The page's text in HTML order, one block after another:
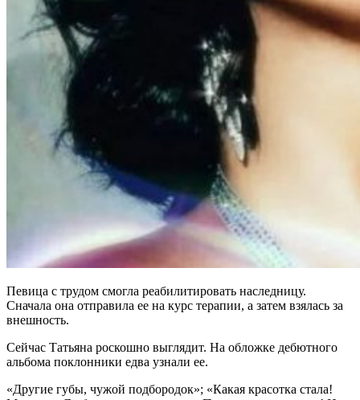
Певица с трудом смогла реабилитировать наследницу.
Сначала она отправила ее на курс терапии, а затем взялась за
внешность.
Сейчас Татьяна роскошно выглядит. На обложке дебютного
альбома поклонники едва узнали ее.
«Другие губы, чужой подбородок»; «Какая красотка стала!